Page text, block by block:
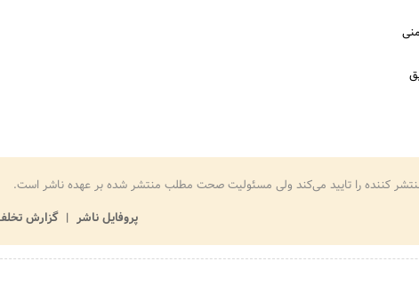
کننده را تایید می‌کند ولی مسئولیت صحت مطلب منتشر شده بر عهده ناشر است.
پروفایل ناشر
گزارش